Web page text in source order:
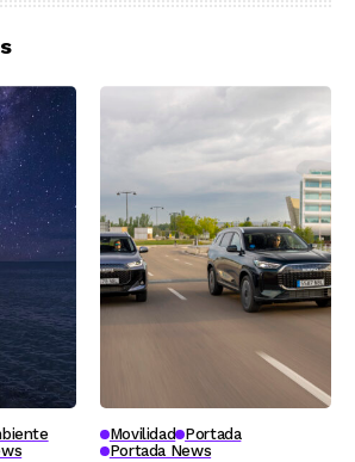
Movilidad Portada
Portada News